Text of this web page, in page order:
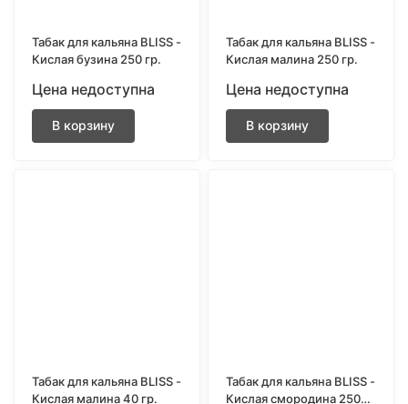
Табак для кальяна BLISS -
Кислая бузина 250 гр.
Цена недоступна
В корзину
Табак для кальяна BLISS -
Кислая малина 250 гр.
Цена недоступна
В корзину
Табак для кальяна BLISS -
Кислая малина 40 гр.
Табак для кальяна BLISS -
Кислая смородина 250